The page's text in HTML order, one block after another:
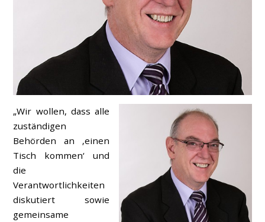
„Wir wollen, dass alle
zuständigen
Behörden an ‚einen
Tisch kommen‘ und
die
Verantwortlichkeiten
diskutiert sowie
gemeinsame